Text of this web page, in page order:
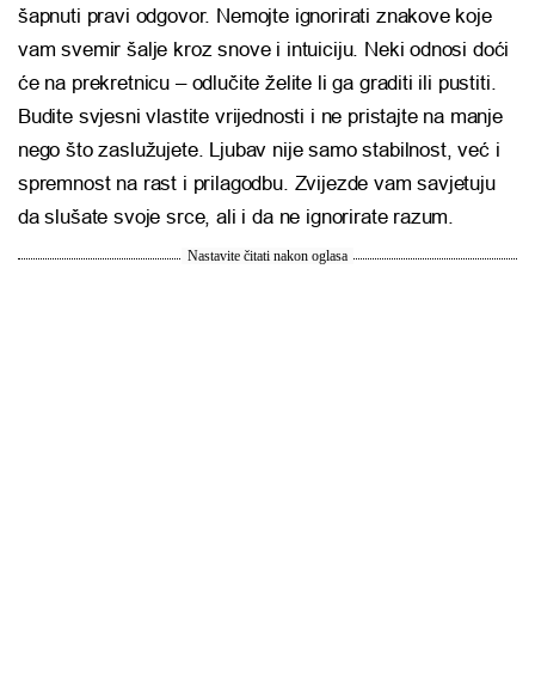
šapnuti pravi odgovor. Nemojte ignorirati znakove koje
vam svemir šalje kroz snove i intuiciju. Neki odnosi doći
će na prekretnicu – odlučite želite li ga graditi ili pustiti.
Budite svjesni vlastite vrijednosti i ne pristajte na manje
nego što zaslužujete. Ljubav nije samo stabilnost, već i
spremnost na rast i prilagodbu. Zvijezde vam savjetuju
da slušate svoje srce, ali i da ne ignorirate razum.
Nastavite čitati nakon oglasa